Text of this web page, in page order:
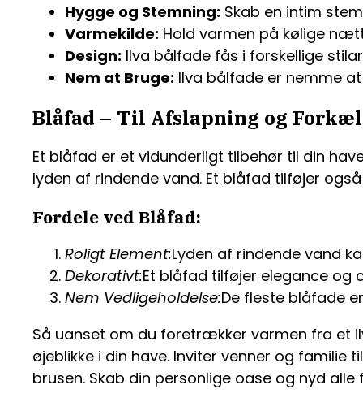
Hygge og Stemning: Skab en intim
Varmekilde: Hold varmen på kølige
Design: Ilva bålfade fås i forskellige
Nem at Bruge: Ilva bålfade er nemme
Blåfad – Til Afslapning og
Et blåfad er et vidunderligt tilbehør til din
lyden af rindende vand. Et blåfad tilføjer
Fordele ved Blåfad:
Roligt Element:Lyden af rindende vand
Dekorativt:Et blåfad tilføjer elegance og
Nem Vedligeholdelse:De fleste blåfade
Så uanset om du foretrækker varmen fra et
øjeblikke i din have. Inviter venner og
brusen. Skab din personlige oase og nyd